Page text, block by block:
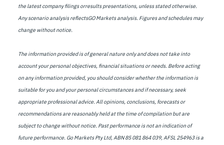
the latest company filings orresults presentations, unless stated otherwise.
Any scenario analysis reflectsGO Markets analysis. Figures and schedules may
change without notice.
The information provided is of general nature only and does not take into
account your personal objectives, financial situations or needs. Before acting
on any information provided, you should consider whether the information is
suitable for you and your personal circumstances and if necessary, seek
appropriate professional advice. All opinions, conclusions, forecasts or
recommendations are reasonably held at the time of compilation but are
subject to change without notice. Past performance is not an indication of
future performance. Go Markets Pty Ltd, ABN 85 081 864 039, AFSL 254963 is a